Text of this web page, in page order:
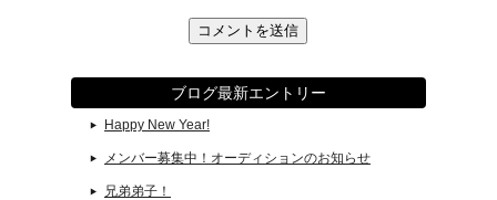
ブログ最新エントリー
Happy New Year!
メンバー募集中！オーディションのお知らせ
兄弟弟子！